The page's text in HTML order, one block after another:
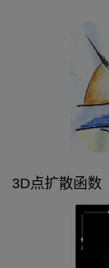
3D点扩散函数